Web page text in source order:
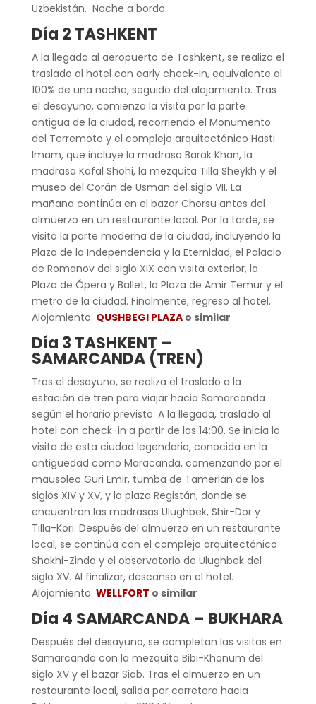
Uzbekistán. Noche a bordo.
Día 2 TASHKENT
A la llegada al aeropuerto de Tashkent, se realiza el
traslado al hotel con early check-in, equivalente al
100% de una noche, seguido del alojamiento. Tras
el desayuno, comienza la visita por la parte
antigua de la ciudad, recorriendo el Monumento
del Terremoto y el complejo arquitectónico Hasti
Imam, que incluye la madrasa Barak Khan, la
madrasa Kafal Shohi, la mezquita Tilla Sheykh y el
museo del Corán de Usman del siglo VII. La
mañana continúa en el bazar Chorsu antes del
almuerzo en un restaurante local. Por la tarde, se
visita la parte moderna de la ciudad, incluyendo la
Plaza de la Independencia y la Eternidad, el Palacio
de Romanov del siglo XIX con visita exterior, la
Plaza de Ópera y Ballet, la Plaza de Amir Temur y el
metro de la ciudad. Finalmente, regreso al hotel.
Alojamiento: QUSHBEGI PLAZAo similar
Día 3 TASHKENT –
SAMARCANDA (TREN)
Tras el desayuno, se realiza el traslado a la
estación de tren para viajar hacia Samarcanda
según el horario previsto. A la llegada, traslado al
hotel con check-in a partir de las 14:00. Se inicia la
visita de esta ciudad legendaria, conocida en la
antigüedad como Maracanda, comenzando por el
mausoleo Guri Emir, tumba de Tamerlán de los
siglos XIV y XV, y la plaza Registán, donde se
encuentran las madrasas Ulughbek, Shir-Dor y
Tilla-Kori. Después del almuerzo en un restaurante
local, se continúa con el complejo arquitectónico
Shakhi-Zinda y el observatorio de Ulughbek del
siglo XV. Al finalizar, descanso en el hotel.
Alojamiento: WELLFORT o similar
Día 4 SAMARCANDA – BUKHARA
Después del desayuno, se completan las visitas en
Samarcanda con la mezquita Bibi-Khonum del
siglo XV y el bazar Siab. Tras el almuerzo en un
restaurante local, salida por carretera hacia